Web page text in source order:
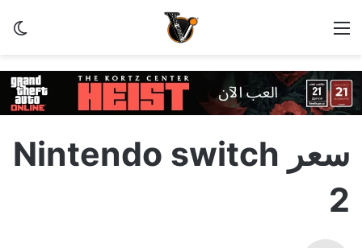
القائمة
سعر Nintendo switch
2